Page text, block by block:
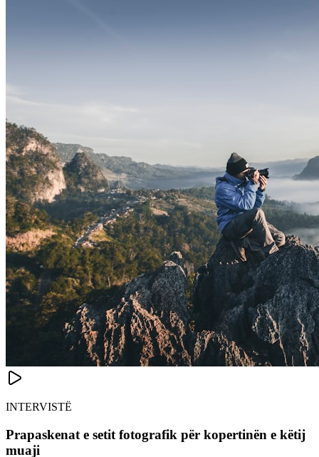
INTERVISTË
Prapaskenat e setit fotografik për kopertinën e këtij
muaji